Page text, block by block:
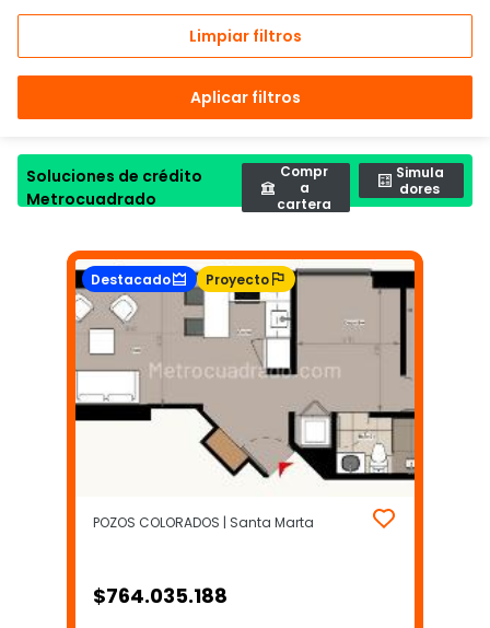
Limpiar filtros
Aplicar filtros
Soluciones de crédito
Metrocuadrado
Compr
a
cartera
Simula
dores
Destacado Proyecto
POZOS COLORADOS | Santa Marta
$764.035.188